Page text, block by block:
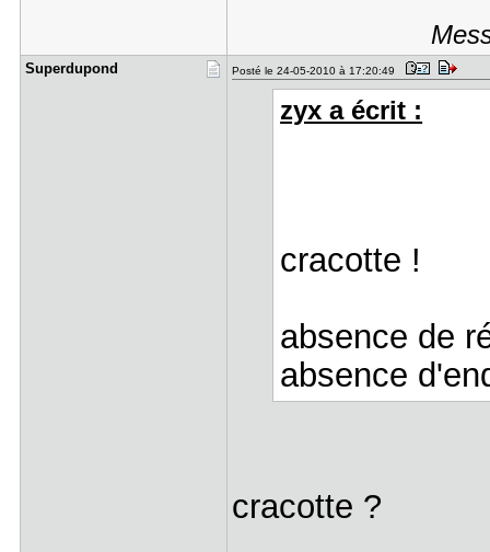
Superdupon​d Posté le 24-05-2010 à 17:20:49
zyx a écrit :
cracotte !
absence de
absence
cracotte ?